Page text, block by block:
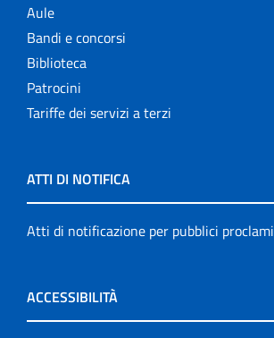
Aule
Bandi e concorsi
Biblioteca
Patrocini
Tariffe dei servizi a terzi
ATTI DI NOTIFICA
Atti di notificazione per pubblici proclami
ACCESSIBILITÀ